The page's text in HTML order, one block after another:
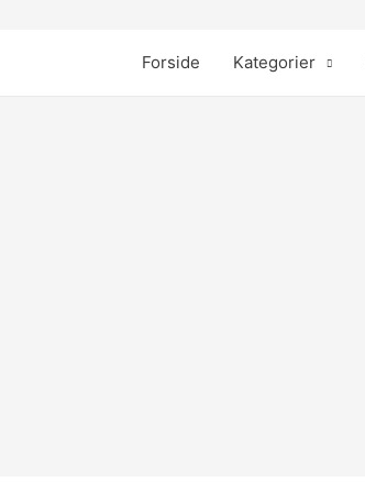
Forside Kategorier